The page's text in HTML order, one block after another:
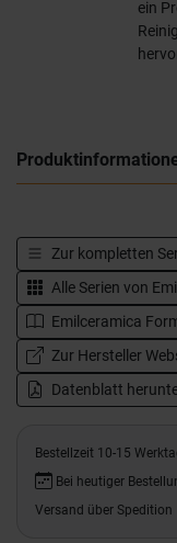
ein
Zur kompletten
Alle Serien von
Emilceramica
Zur Hersteller
Datenblatt
Bestellzeit 10-15
Bei heutiger
Versand über Spedition